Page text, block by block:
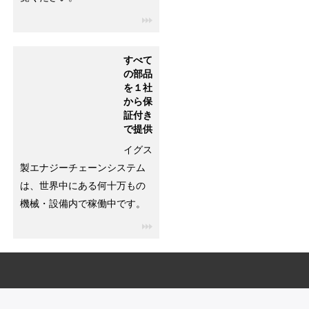
すべて
の部品
を１社
から保
証付き
で提供
イグス
製エナジーチェーンシステム
は、世界中にある何十万もの
機械・設備内で稼働中です。